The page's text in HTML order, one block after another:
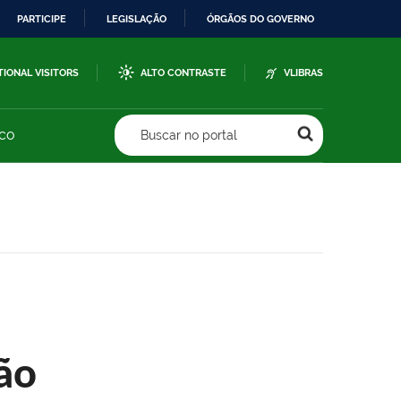
PARTICIPE LEGISLAÇÃO ÓRGÃOS DO GOVERNO
VISITORS ALTO CONTRASTE VLIBRAS
Buscar no portal